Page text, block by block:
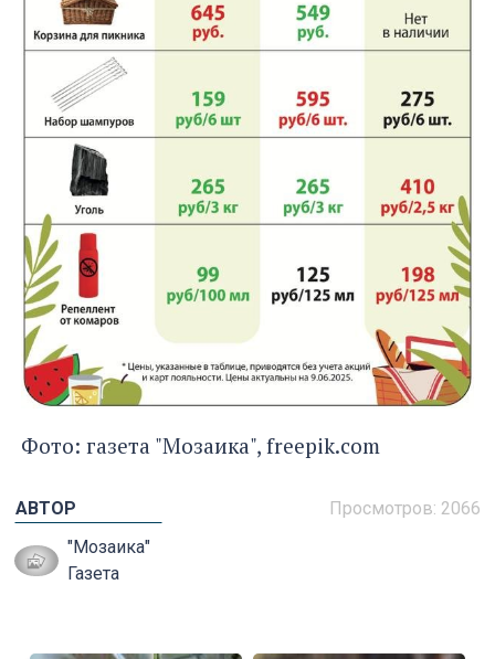
Фото: газета "Мозаика", freepik.com
Просмотров: 2066
АВТОР
"Мозаика"
Газета